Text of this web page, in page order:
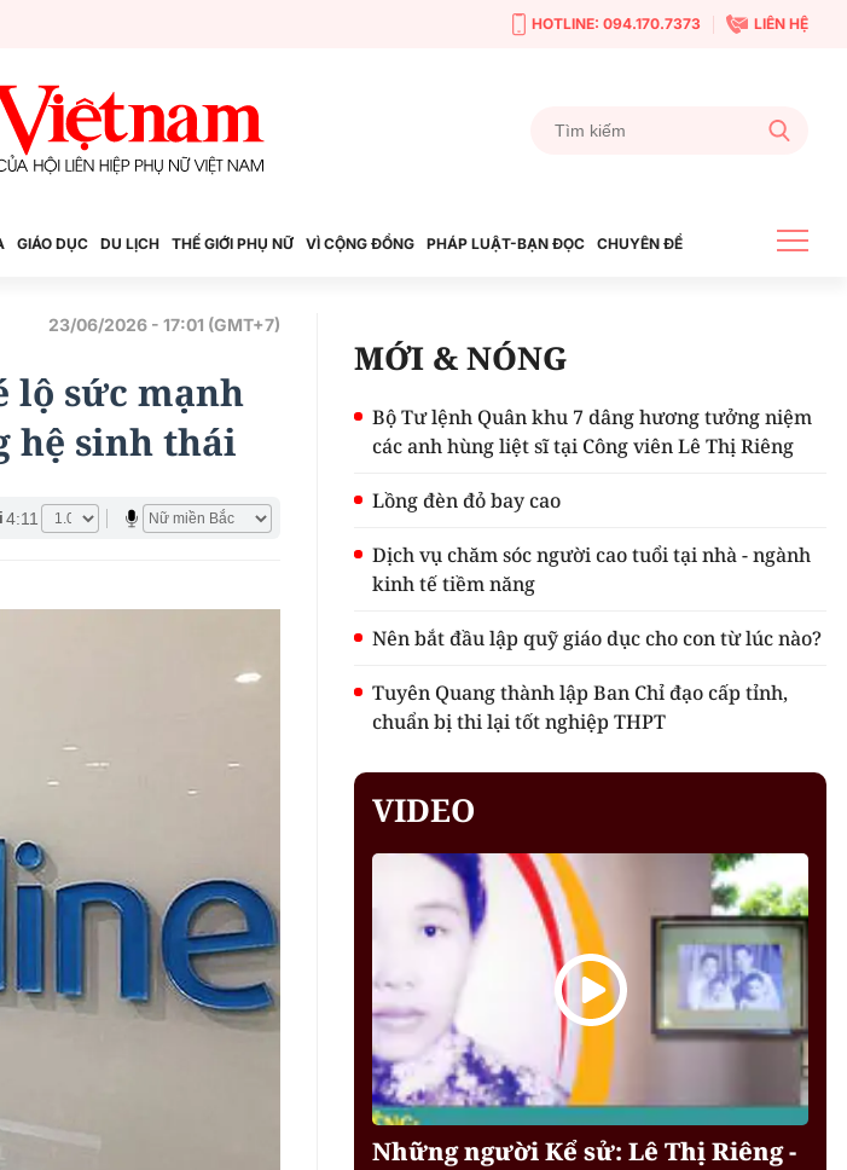
HOTLINE: 094.170.7373 LIÊN HỆ
GIÁO DỤC DU LỊCH THẾ GIỚI PHỤ NỮ VÌ CỘNG ĐỒNG PHÁP LUẬT-BẠN ĐỌC CHUYÊN ĐỀ
23/06/2026 - 17:01 (GMT+7)
lộ sức mạnh
hệ sinh thái
4:11
MỚI & NÓNG
Bộ Tư lệnh Quân khu 7 dâng hương tưởng niệm
các anh hùng liệt sĩ tại Công viên Lê Thị Riêng
Lồng đèn đỏ bay cao
Dịch vụ chăm sóc người cao tuổi tại nhà - ngành
kinh tế tiềm năng
Nên bắt đầu lập quỹ giáo dục cho con từ lúc nào?
Tuyên Quang thành lập Ban Chỉ đạo cấp tỉnh,
chuẩn bị thi lại tốt nghiệp THPT
VIDEO
Những người Kể sử: Lê Thị Riêng -